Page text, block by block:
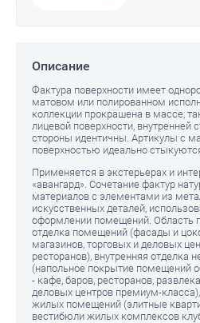
Описание
Фактура поверхности имеет
матовом или полированном
коллекции прокрашена в массе,
лицевой поверхности, внутренней
стороны идентичны. Артикулы с
поверхностью идеально
Применяется в экстерьерах и
«авангард». Сочетание фактур
материалов с элементами из
искусственных деталей,
оформлении помещений. Область
отделка помещений (фасады и
магазинов, торговых и деловых
ресторанов), внутренняя
(напольное покрытие помещений
- кафе, баров, ресторанов,
деловых центров премиум-
жилых помещений (элитные
вестибюли жилых комплексов